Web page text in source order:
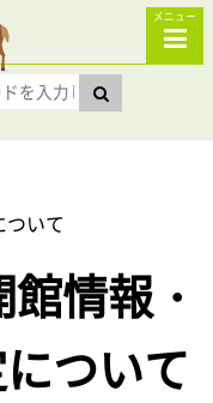
メニュー
いて
情報・
ついて